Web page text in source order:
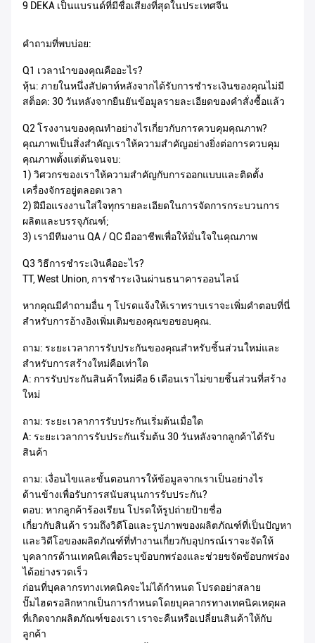
9 DEKA เป็นแบรนด์ที่มีชื่อเสียงที่สุดในประเทศจีน
คำถามที่พบบ่อย:
Q1 เวลานำของคุณคืออะไร?
หุ้น: ภายในหนึ่งสัปดาห์หลังจากได้รับการชำระเงินของคุณไม่มี
สต็อค: 30 วันหลังจากยืนยันข้อมูลรายละเอียดของคำสั่งซื้อแล้ว
Q2 โรงงานของคุณทำอย่างไรเกี่ยวกับการควบคุมคุณภาพ?
คุณภาพเป็นสิ่งสำคัญเราให้ความสำคัญอย่างยิ่งต่อการควบคุม
คุณภาพตั้งแต่ต้นจนจบ:
1) วิศวกรของเราให้ความสำคัญกับการออกแบบและติดตั้ง
เครื่องจักรอยู่ตลอดเวลา
2) ฝีมือแรงงานใส่ใจทุกรายละเอียดในการจัดการกระบวนการ
ผลิตและบรรจุภัณฑ์;
3) เรามีทีมงาน QA / QC มืออาชีพเพื่อให้มั่นใจในคุณภาพ
Q3 วิธีการชำระเงินคืออะไร?
TT, West Union, การชำระเงินผ่านธนาคารออนไลน์
หากคุณมีคำถามอื่น ๆ โปรดแจ้งให้เราทราบเราจะเพิ่มคำตอบที่นี่
สำหรับการอ้างอิงเพิ่มเติมของคุณขอขอบคุณ.
ถาม: ระยะเวลาการรับประกันของคุณสำหรับชิ้นส่วนใหม่และ
สำหรับการสร้างใหม่คือเท่าใด
A: การรับประกันสินค้าใหม่คือ 6 เดือนเราไม่ขายชิ้นส่วนที่สร้าง
ใหม่
ถาม: ระยะเวลาการรับประกันเริ่มต้นเมื่อใด
A: ระยะเวลาการรับประกันเริ่มต้น 30 วันหลังจากลูกค้าได้รับ
สินค้า
ถาม: เงื่อนไขและขั้นตอนการให้ข้อมูลจากเราเป็นอย่างไร
ด้านข้างเพื่อรับการสนับสนุนการรับประกัน?
ตอบ: หากลูกค้าร้องเรียน โปรดให้รูปถ่ายป้ายชื่อ
เกี่ยวกับสินค้า รวมถึงวิดีโอและรูปภาพของผลิตภัณฑ์ที่เป็นปัญหา
และวิดีโอของผลิตภัณฑ์ที่ทำงานเกี่ยวกับอุปกรณ์เราจะจัดให้
บุคลากรด้านเทคนิคเพื่อระบุข้อบกพร่องและช่วยขจัดข้อบกพร่อง
ได้อย่างรวดเร็ว
ก่อนที่บุคลากรทางเทคนิคจะไม่ได้กำหนด โปรดอย่าสลาย
ปั๊มไฮดรอลิกหากเป็นการกำหนดโดยบุคลากรทางเทคนิคเหตุผล
ที่เกิดจากผลิตภัณฑ์ของเรา เราจะคืนหรือเปลี่ยนสินค้าให้กับ
ลูกค้า